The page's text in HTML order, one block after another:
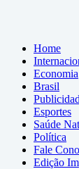
Home
Economia
Brasil
Esportes
Saúde
Política
Fale
Edição